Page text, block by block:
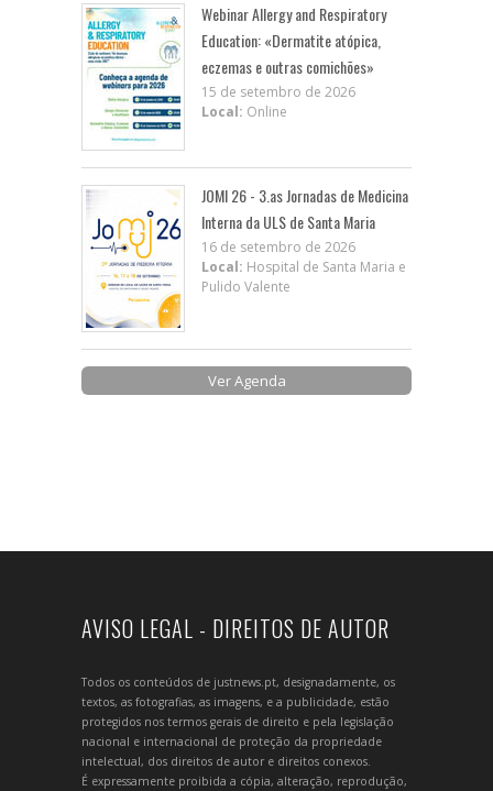
Webinar Allergy and Respiratory
Education: «Dermatite atópica,
eczemas e outras comichões»
15 de setembro de 2026
Local: Online
JOMI 26 - 3.as Jornadas de Medicina
Interna da ULS de Santa Maria
16 de setembro de 2026
Local: Hospital de Santa Maria e
Pulido Valente
Ver Agenda
AVISO LEGAL - DIREITOS DE AUTOR
Todos os conteúdos de justnews.pt, designadamente, os
textos, as fotografias, as imagens, e a publicidade, estão
protegidos nos termos gerais de direito e pela legislação
nacional e internacional de proteção da propriedade
intelectual, dos direitos de autor e direitos conexos.
É expressamente proibida a cópia, alteração, reprodução,